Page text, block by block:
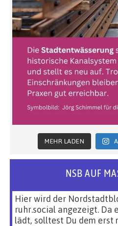
MEHR LADEN
NSB AUF
Hier wird der
ruhr.social angezeigt. Da
lädt, solltest Du dem erst